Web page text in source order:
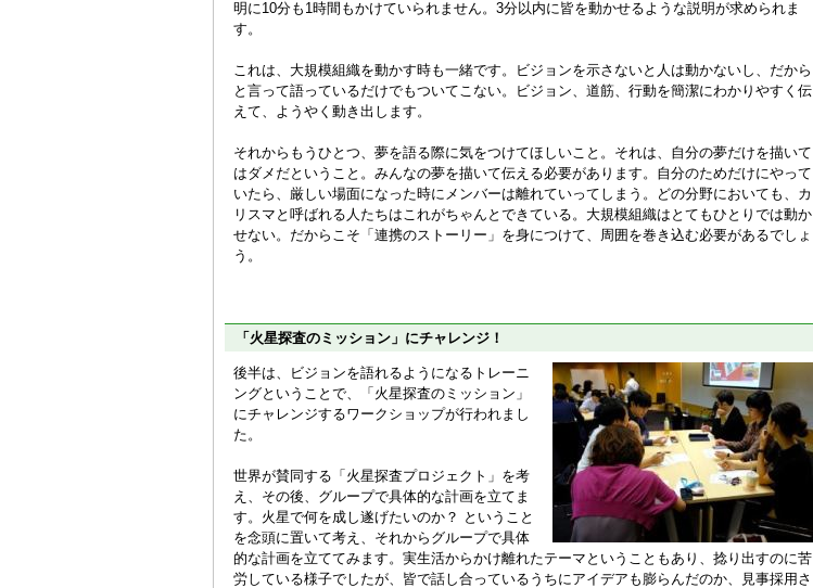
明に10分も1時間もかけていられません。3分以内に皆を動かせるような説明が求められま
す。
これは、大規模組織を動かす時も一緒です。ビジョンを示さないと人は動かないし、だから
と言って語っているだけでもついてこない。ビジョン、道筋、行動を簡潔にわかりやすく伝
えて、ようやく動き出します。
それからもうひとつ、夢を語る際に気をつけてほしいこと。それは、自分の夢だけを描いて
はダメだということ。みんなの夢を描いて伝える必要があります。自分のためだけにやって
いたら、厳しい場面になった時にメンバーは離れていってしまう。どの分野においても、カ
リスマと呼ばれる人たちはこれがちゃんとできている。大規模組織はとてもひとりでは動か
せない。だからこそ「連携のストーリー」を身につけて、周囲を巻き込む必要があるでしょ
う。
「火星探査のミッション」にチャレンジ！
後半は、ビジョンを語れるようになるトレーニ
ングということで、「火星探査のミッション」
にチャレンジするワークショップが行われまし
た。
世界が賛同する「火星探査プロジェクト」を考
え、その後、グループで具体的な計画を立てま
す。火星で何を成し遂げたいのか？ ということ
を念頭に置いて考え、それからグループで具体
的な計画を立ててみます。実生活からかけ離れたテーマということもあり、捻り出すのに苦
労している様子でしたが、皆で話し合っているうちにアイデアも膨らんだのか、見事採用さ